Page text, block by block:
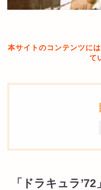
本サイトのコンテンツに
て
「ドラキュラ